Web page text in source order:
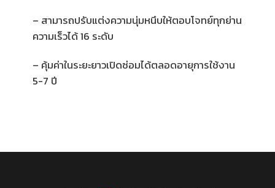
– สามารถปรับแต่งความนุ่มหนึบให้ตอบโจทย์ทุกย่าน
ความเร็วได้16 ระดับ
– คุ้มค่าในระยะยาวเปิดซ่อมได้ตลอดอายุการใช้งาน
5-7ปี